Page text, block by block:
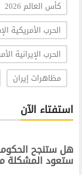
كأس العالم 2026
الحرب الأمريكية
الحرب الإيرانية
مظاهرات إيران
استفتاء الآن
هل ستنجح
ستعود المشكلة